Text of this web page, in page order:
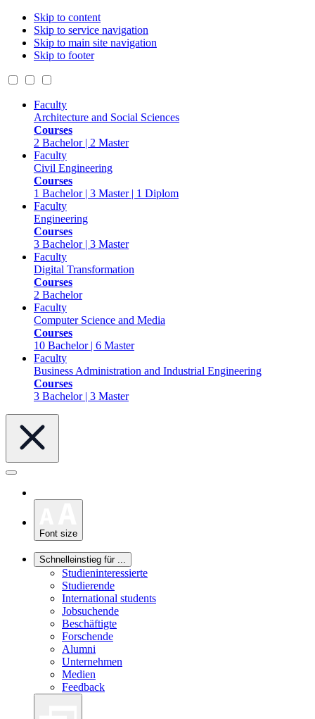
Skip to content
Skip to service navigation
Skip to main site navigation
Skip to footer
Faculty
Architecture and Social Sciences
Courses
2 Bachelor | 2 Master
Faculty
Civil Engineering
Courses
1 Bachelor | 3 Master | 1 Diplom
Faculty
Engineering
Courses
3 Bachelor | 3 Master
Faculty
Digital Transformation
Courses
2 Bachelor
Faculty
Computer Science and Media
Courses
10 Bachelor | 6 Master
Faculty
Business Administration and Industrial Engineering
Courses
3 Bachelor | 3 Master
Font size
Schnelleinstieg für ...
Studieninteressierte
Studierende
International students
Jobsuchende
Beschäftigte
Forschende
Alumni
Unternehmen
Medien
Feedback